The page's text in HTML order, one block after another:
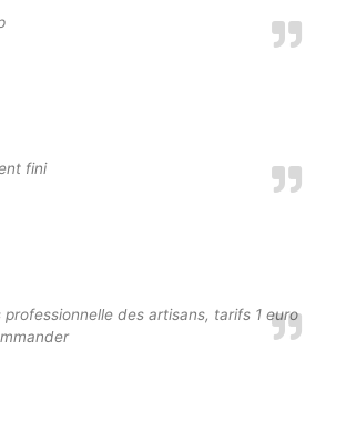
fini
des artisans, tarifs 1 euro